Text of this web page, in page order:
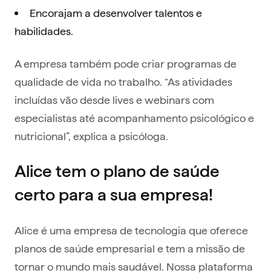
Encorajam a desenvolver talentos e
habilidades.
A empresa também pode criar programas de
qualidade de vida no trabalho. “As atividades
incluídas vão desde lives e webinars com
especialistas até acompanhamento psicológico e
nutricional”, explica a psicóloga.
Alice tem o plano de saúde
certo para a sua empresa!
Alice é uma empresa de tecnologia que oferece
planos de saúde empresarial e tem a missão de
tornar o mundo mais saudável. Nossa plataforma